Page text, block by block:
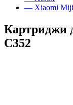
— Xiaomi
Картриджи
C352